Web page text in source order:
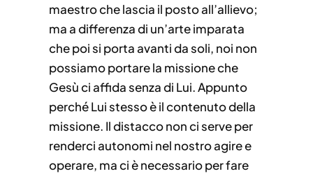
maestro che lascia il posto all’allievo;
ma a differenza di un’arte imparata
che poi si porta avanti da soli, noi non
possiamo portare la missione che
Gesù ci affida senza di Lui. Appunto
perché Lui stesso è il contenuto della
missione. Il distacco non ci serve per
renderci autonomi nel nostro agire e
operare, ma ci è necessario per fare